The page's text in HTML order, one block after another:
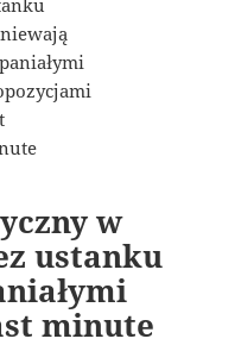
w
ustanku
minute